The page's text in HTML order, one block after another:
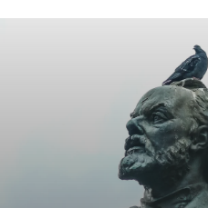
Праздники
Происшествия